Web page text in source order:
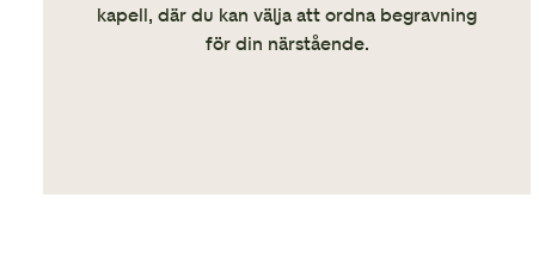
kapell, där du kan välja att ordna begravning
för din närstående.